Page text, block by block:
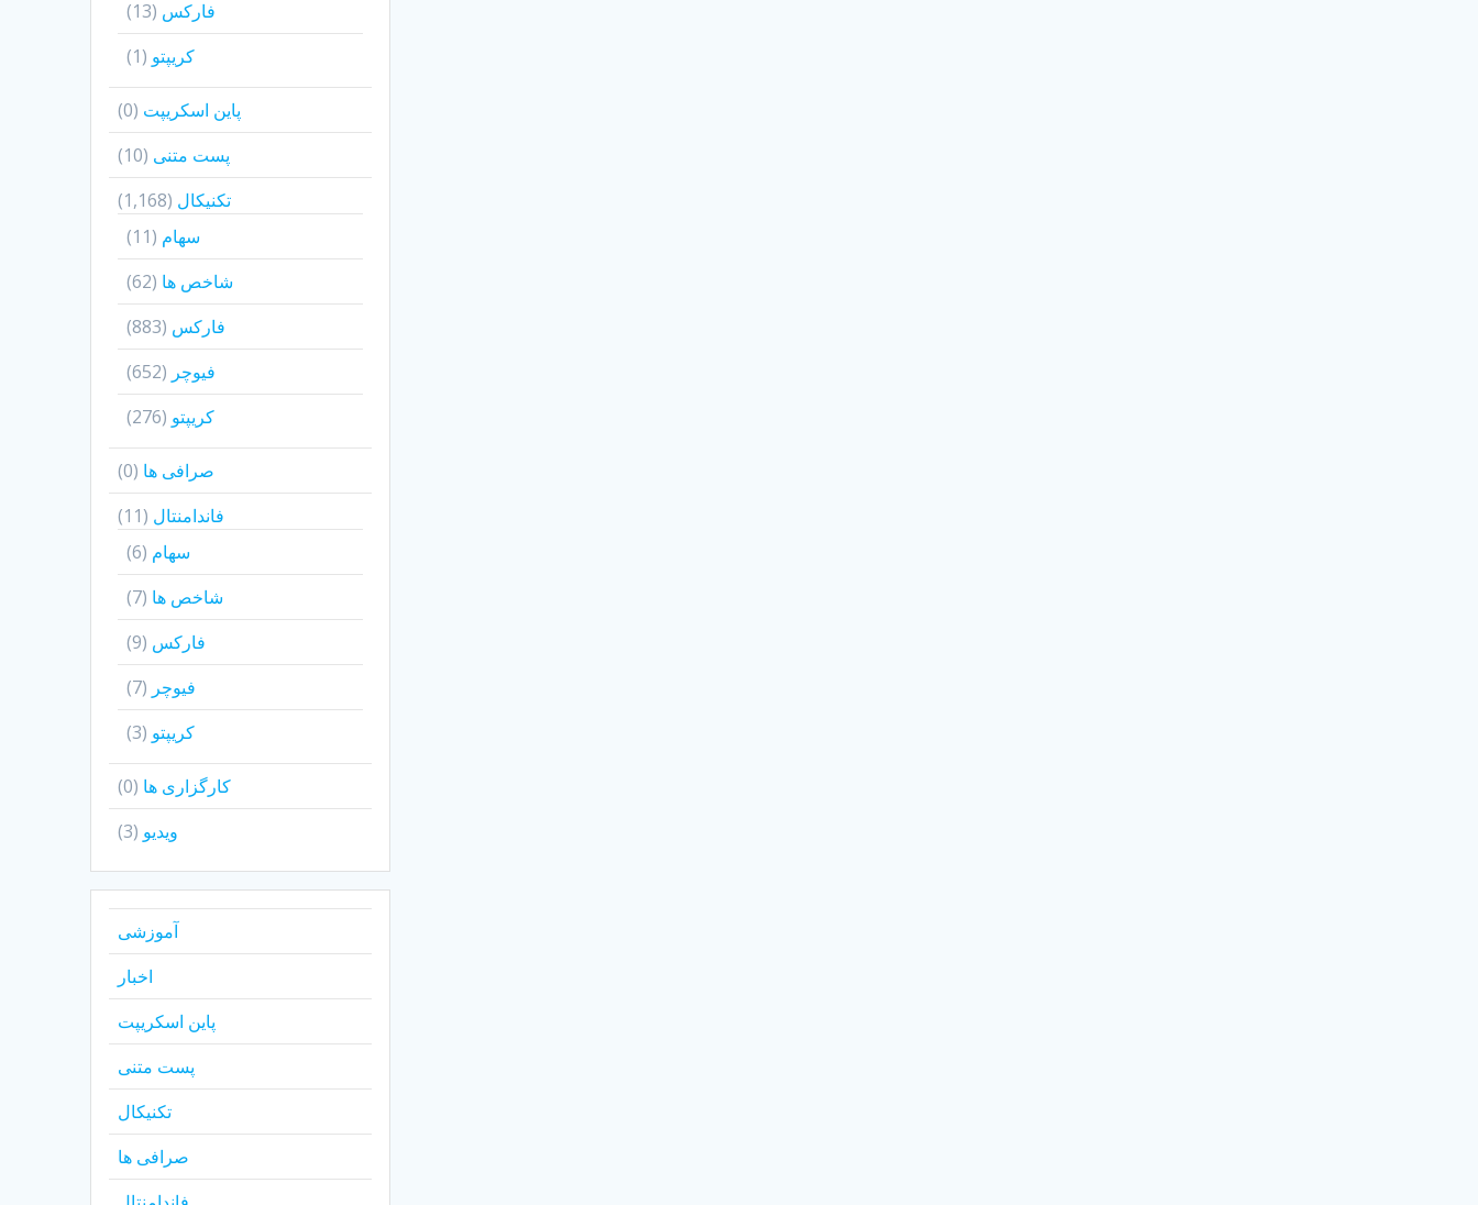
فارکس (13)
کریپتو (1)
پاین اسکریپت (0)
پست متنی (10)
تکنیکال (1,168)
سهام (11)
شاخص ها (62)
فارکس (883)
فیوچر (652)
کریپتو (276)
صرافی ها (0)
فاندامنتال (11)
سهام (6)
شاخص ها (7)
فارکس (9)
فیوچر (7)
کریپتو (3)
کارگزاری ها (0)
ویدیو (3)
آموزشی
اخبار
پاین اسکریپت
پست متنی
تکنیکال
صرافی ها